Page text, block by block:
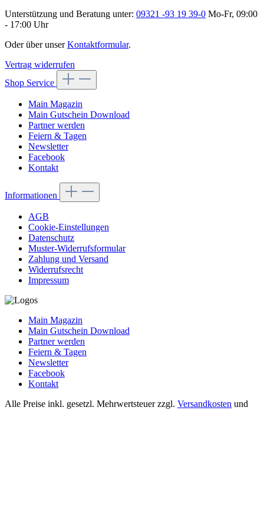
Unterstützung und Beratung unter: 09321 -93 19 39-0 Mo-Fr, 09:00
- 17:00 Uhr
Oder über unserKontaktformular.
Vertrag widerrufen
Shop Service
Main Magazin
Main Gutschein Download
Partner werden
Feiern & Tagen
Newsletter
Facebook
Kontakt
Informationen
AGB
Cookie-Einstellungen
Datenschutz
Muster-Widerrufsformular
Zahlung und Versand
Widerrufsrecht
Impressum
Main Magazin
Main Gutschein Download
Partner werden
Feiern & Tagen
Newsletter
Facebook
Kontakt
Alle Preise inkl. gesetzl. Mehrwertsteuer zzgl. Versandkosten und